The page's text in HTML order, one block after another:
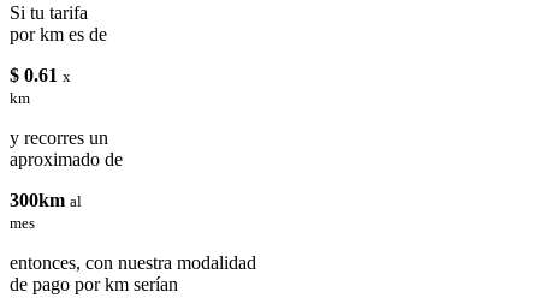
Si tu tarifa
por km es de
$ 0.61 x
km
y recorres un
aproximado de
300km al
mes
entonces, con nuestra modalidad
de pago por km serían